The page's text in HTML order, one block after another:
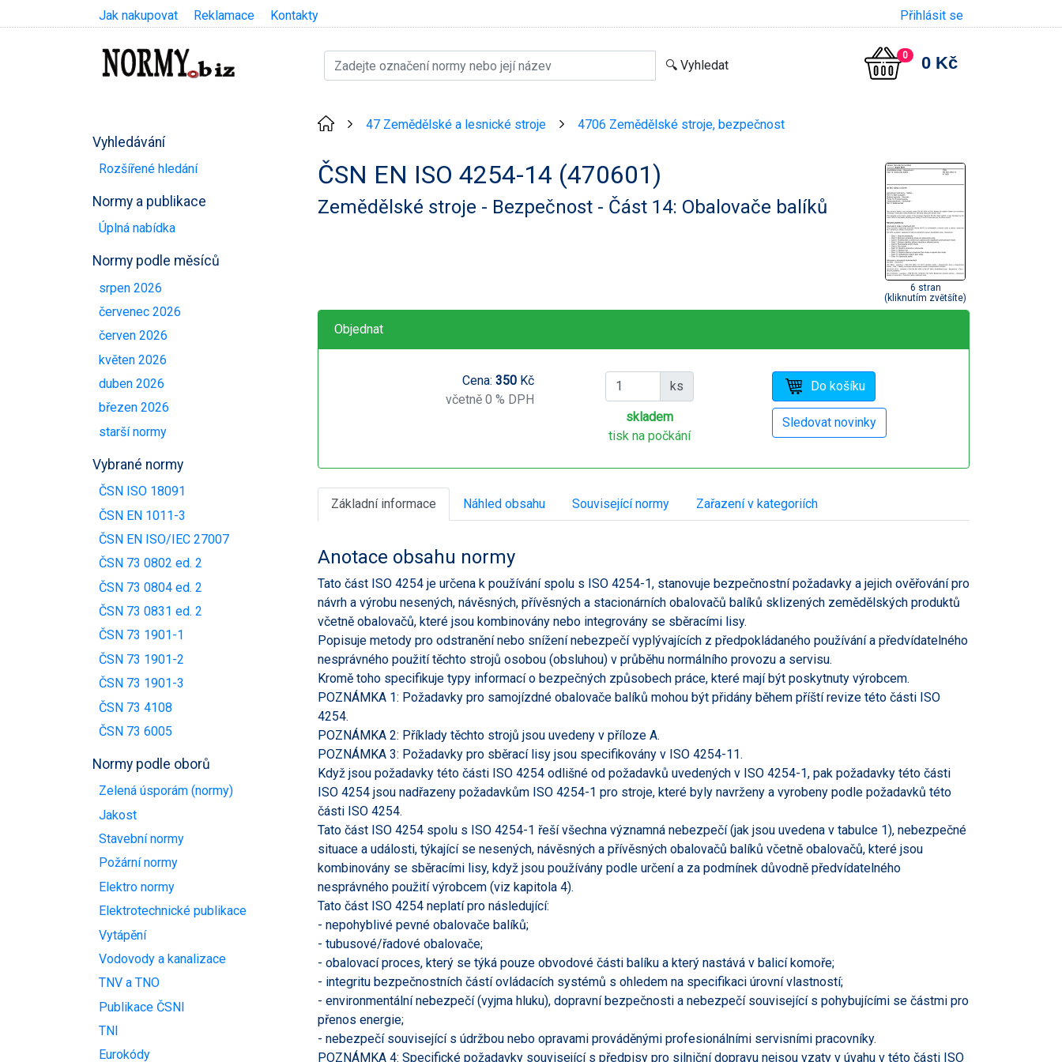
Jak nakupovat Reklamace Kontakty Přihlásit se
0 0 Kč
Vyhledávání
Rozšířené hledání
Normy a publikace
Úplná nabídka
Normy podle měsíců
srpen 2026
červenec 2026
červen 2026
květen 2026
duben 2026
březen 2026
starší normy
Vybrané normy
ČSN ISO 18091
ČSN EN 1011-3
ČSN EN ISO/IEC 27007
ČSN 73 0802 ed. 2
ČSN 73 0804 ed. 2
ČSN 73 0831 ed. 2
ČSN 73 1901-1
ČSN 73 1901-2
ČSN 73 1901-3
ČSN 73 4108
ČSN 73 6005
Normy podle oborů
Zelená úsporám (normy)
Jakost
Stavební normy
Požární normy
Elektro normy
Elektrotechnické publikace
Vytápění
Vodovody a kanalizace
TNV a TNO
Publikace ČSNI
TNI
Eurokódy
47 Zemědělské a lesnické stroje 4706 Zemědělské stroje, bezpečnost
ČSN EN ISO 4254-14 (470601)
Zemědělské stroje - Bezpečnost - Část 14: Obalovače balíků
6 stran
(kliknutím zvětšíte)
Objednat
Cena: 350Kč
včetně 0 % DPH
ks
skladem
tisk na počkání
Základní informace Náhled obsahu Související normy Zařazení v kategoriích
Anotace obsahu normy
Tato část ISO 4254 je určena k používání spolu s ISO 4254-1, stanovuje bezpečnostní požadavky a jejich ověřování pro
návrh a výrobu nesených, návěsných, přívěsných a stacionárních obalovačů balíků sklizených zemědělských produktů
včetně obalovačů, které jsou kombinovány nebo integrovány se sběracími lisy.
Popisuje metody pro odstranění nebo snížení nebezpečí vyplývajících z předpokládaného používání a předvídatelného
nesprávného použití těchto strojů osobou (obsluhou) v průběhu normálního provozu a servisu.
Kromě toho specifikuje typy informací o bezpečných způsobech práce, které mají být poskytnuty výrobcem.
POZNÁMKA 1: Požadavky pro samojízdné obalovače balíků mohou být přidány během příští revize této části ISO
4254.
POZNÁMKA 2: Příklady těchto strojů jsou uvedeny v příloze A.
POZNÁMKA 3: Požadavky pro sběrací lisy jsou specifikovány v ISO 4254-11.
Když jsou požadavky této části ISO 4254 odlišné od požadavků uvedených v ISO 4254-1, pak požadavky této části
ISO 4254 jsou nadřazeny požadavkům ISO 4254-1 pro stroje, které byly navrženy a vyrobeny podle požadavků této
části ISO 4254.
Tato část ISO 4254 spolu s ISO 4254-1 řeší všechna významná nebezpečí (jak jsou uvedena v tabulce 1), nebezpečné
situace a události, týkající se nesených, návěsných a přívěsných obalovačů balíků včetně obalovačů, které jsou
kombinovány se sběracími lisy, když jsou používány podle určení a za podmínek důvodně předvídatelného
nesprávného použití výrobcem (viz kapitola 4).
Tato část ISO 4254 neplatí pro následující:
- nepohyblivé pevné obalovače balíků;
- tubusové/řadové obalovače;
- obalovací proces, který se týká pouze obvodové části balíku a který nastává v balicí komoře;
- integritu bezpečnostních částí ovládacích systémů s ohledem na specifikaci úrovní vlastností;
- environmentální nebezpečí (vyjma hluku), dopravní bezpečnosti a nebezpečí související s pohybujícími se částmi pro
přenos energie;
- nebezpečí související s údržbou nebo opravami prováděnými profesionálními servisními pracovníky.
POZNÁMKA 4: Specifické požadavky související s předpisy pro silniční dopravu nejsou vzaty v úvahu v této části ISO